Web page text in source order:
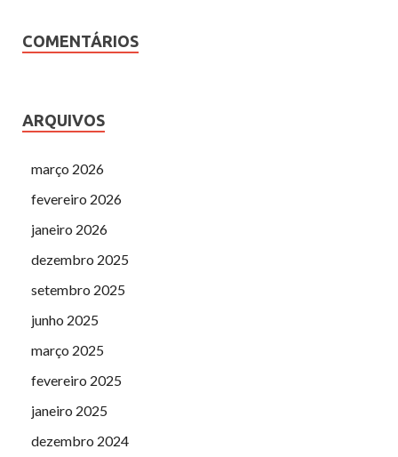
COMENTÁRIOS
ARQUIVOS
março 2026
fevereiro 2026
janeiro 2026
dezembro 2025
setembro 2025
junho 2025
março 2025
fevereiro 2025
janeiro 2025
dezembro 2024